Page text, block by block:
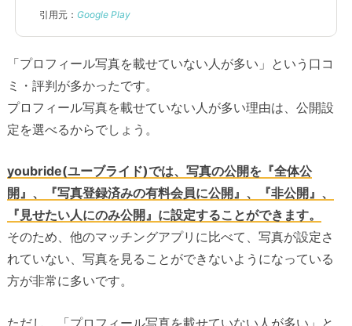
引用元： Google Play
「プロフィール写真を載せていない人が多い」という口コ
ミ・評判が多かったです。
プロフィール写真を載せていない人が多い理由は、公開設
定を選べるからでしょう。
youbride(ユーブライド)では、写真の公開を『全体公
開』、『写真登録済みの有料会員に公開』、『非公開』、
『見せたい人にのみ公開』に設定することができます。
そのため、他のマッチングアプリに比べて、写真が設定さ
れていない、写真を見ることができないようになっている
方が非常に多いです。